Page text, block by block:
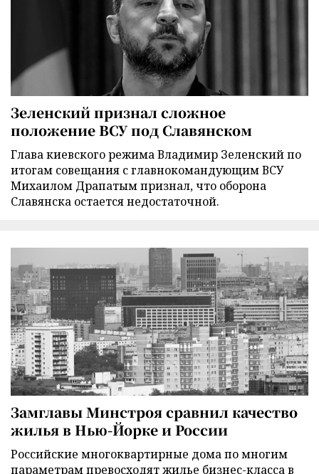
Зеленский признал сложное
положение ВСУ под Славянском
Глава киевского режима Владимир Зеленский по
итогам совещания с главнокомандующим ВСУ
Михаилом Драпатым признал, что оборона
Славянска остается недостаточной.
Замглавы Минстроя сравнил качество
жилья в Нью-Йорке и России
Российские многоквартирные дома по многим
параметрам превосходят жилье бизнес-класса в